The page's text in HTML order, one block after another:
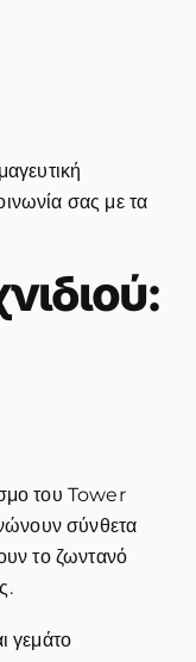
σας με τα
του Tower
σύνθετα
το ζωντανό
γεμάτο